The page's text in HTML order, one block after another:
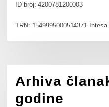
ID broj: 4200781200003
TRN: 1549995000514371
Arhiva
godine